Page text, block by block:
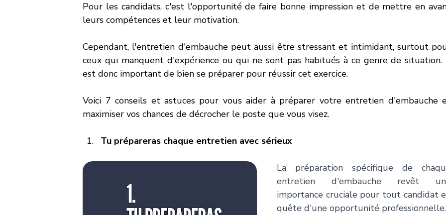
Pour les candidats, c'est l'opportunité de faire bonne impression et de mettre en
leurs compétences et leur motivation.
Cependant, l'entretien d'embauche peut aussi être stressant et intimidant, surtout
ceux qui manquent d'expérience ou qui ne sont pas habitués à ce genre de situation.
est donc important de bien se préparer pour réussir cet exercice.
Voici 7 conseils et astuces pour vous aider à préparer votre entretien d'embauche
maximiser vos chances de décrocher le poste que vous visez.
Tu prépareras chaque entretien avec sérieux
La préparation spécifique de
entretien d'embauche revêt
importance cruciale pour tout candidat
quête d'une opportunité professionnelle.